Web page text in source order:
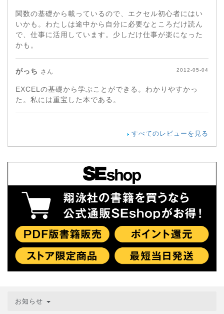
関数の基礎から載っているので、エクセル初心者にはい
いかも。わたしは途中から自分に必要なところだけ読ん
で、仕事に活用しています。少しだけ仕事が楽になった
かも。
がっち さん 2012-05-04
EXCELの基礎から学ぶことができる。わかりやすかっ
た。私には重宝した本である。
すべてのレビューを見る
お知らせ